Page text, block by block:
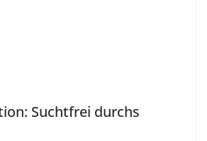
Suchtfrei durchs